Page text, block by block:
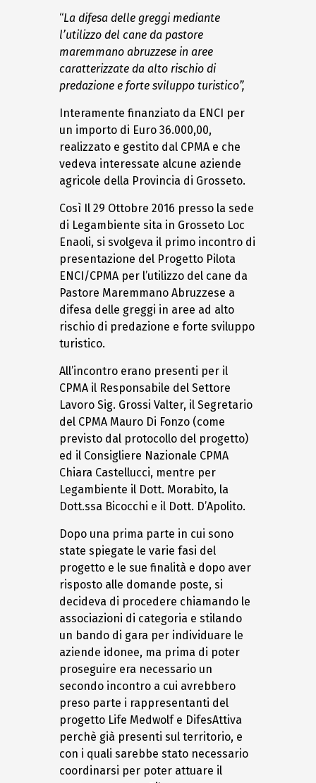
“La difesa delle greggi mediante
l’utilizzo del cane da pastore
maremmano abruzzese in aree
caratterizzate da alto rischio di
predazione e forte sviluppo turistico”,
Interamente finanziato da ENCI per
un importo di Euro 36.000,00,
realizzato e gestito dal CPMA e che
vedeva interessate alcune aziende
agricole della Provincia di Grosseto.
Così Il 29 Ottobre 2016 presso la sede
di Legambiente sita in Grosseto Loc
Enaoli, si svolgeva il primo incontro di
presentazione del Progetto Pilota
ENCI/CPMA per l’utilizzo del cane da
Pastore Maremmano Abruzzese a
difesa delle greggi in aree ad alto
rischio di predazione e forte sviluppo
turistico.
All’incontro erano presenti per il
CPMA il Responsabile del Settore
Lavoro Sig. Grossi Valter, il Segretario
del CPMA Mauro Di Fonzo (come
previsto dal protocollo del progetto)
ed il Consigliere Nazionale CPMA
Chiara Castellucci, mentre per
Legambiente il Dott. Morabito, la
Dott.ssa Bicocchi e il Dott. D’Apolito.
Dopo una prima parte in cui sono
state spiegate le varie fasi del
progetto e le sue finalità e dopo aver
risposto alle domande poste, si
decideva di procedere chiamando le
associazioni di categoria e stilando
un bando di gara per individuare le
aziende idonee, ma prima di poter
proseguire era necessario un
secondo incontro a cui avrebbero
preso parte i rappresentanti del
progetto Life Medwolf e DifesAttiva
perchè già presenti sul territorio, e
con i quali sarebbe stato necessario
coordinarsi per poter attuare il